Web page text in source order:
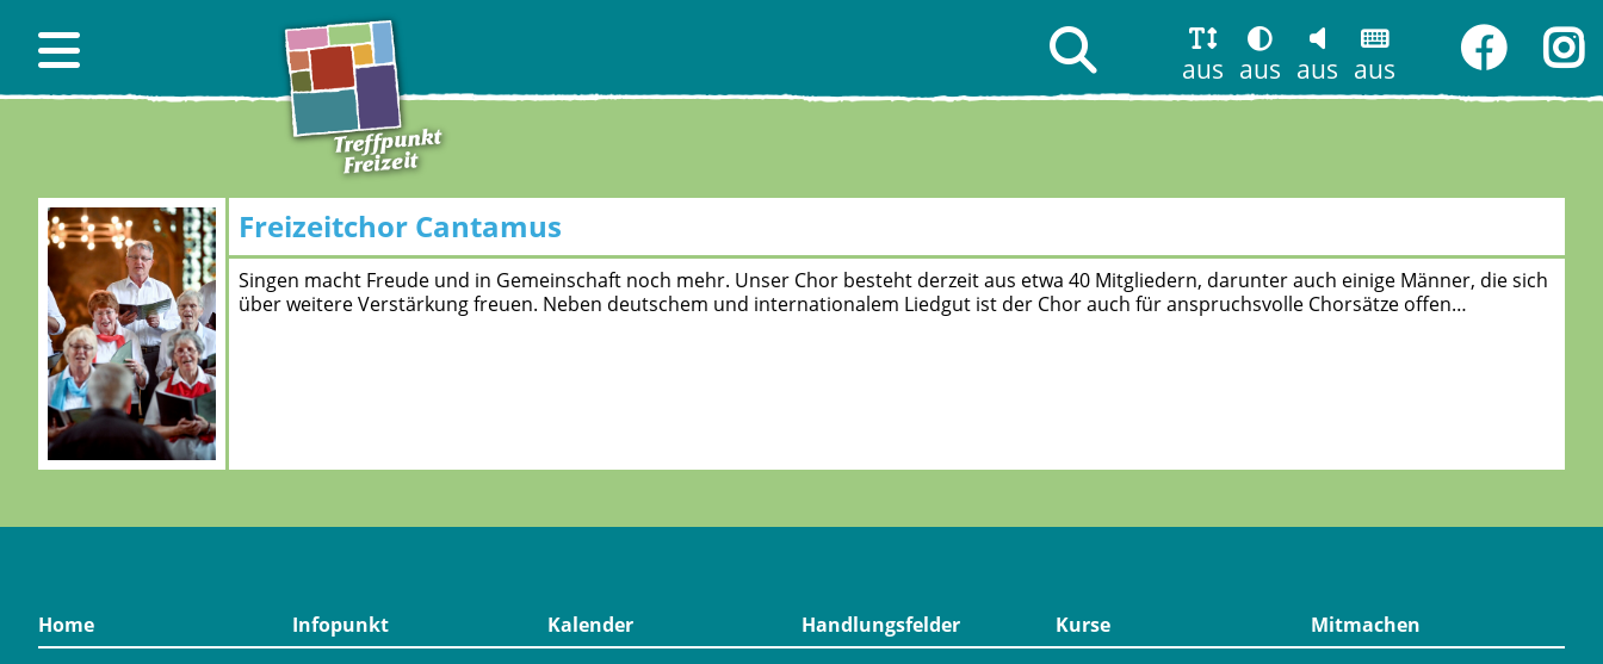
aus aus aus aus
Freizeitchor Cantamus
Singen macht Freude und in Gemeinschaft noch mehr. Unser Chor besteht derzeit aus etwa 40 Mitgliedern, darunter auch einige Männer, die sich
über weitere Verstärkung freuen. Neben deutschem und internationalem Liedgut ist der Chor auch für anspruchsvolle Chorsätze offen…
Home Infopunkt Kalender Handlungsfelder Kurse Mitmachen